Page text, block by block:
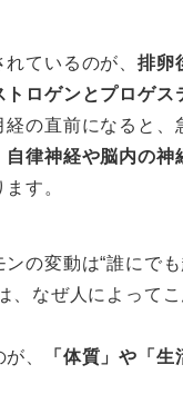
ているのが、 排卵
ロゲンとプロゲス
経の直前になると、
自律神経や脳内の神
す。
ンの変動は“誰にで
、なぜ人によって
、
「体質」や「